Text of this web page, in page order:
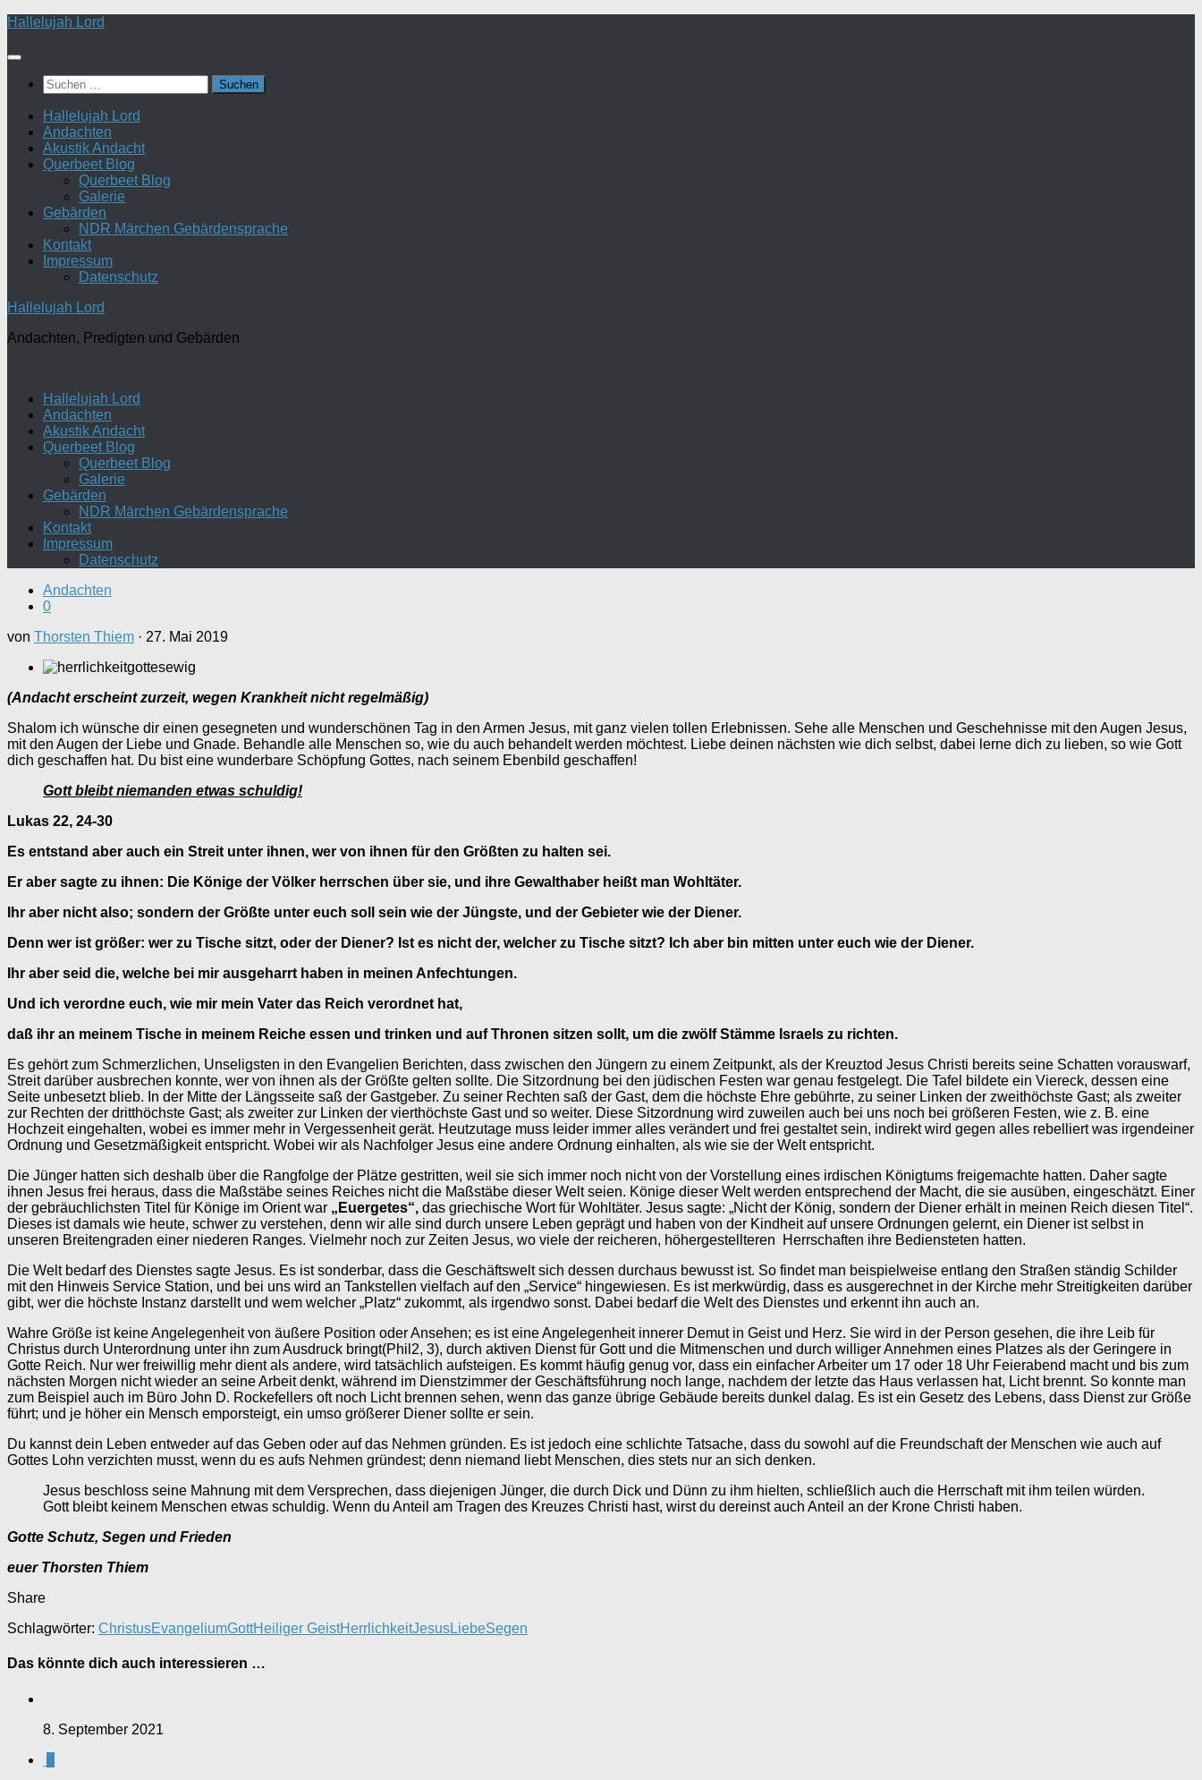
Zum
springen
Hallelujah Lord
Suchen
nach:
Hallelujah Lord
Andachten
Akustik Andacht
Querbeet Blog
Querbeet Blog
Galerie
Gebärden
NDR Märchen Gebärdensprache
Kontakt
Impressum
Datenschutz
Hallelujah Lord
Andachten, Predigten und Gebärden
Hallelujah Lord
Andachten
Akustik Andacht
Querbeet Blog
Querbeet Blog
Galerie
Gebärden
NDR Märchen Gebärdensprache
Kontakt
Impressum
Datenschutz
Andachten
0
von Thorsten Thiem · 27. Mai 2019
(Andacht erscheint zurzeit, wegen Krankheit nicht regelmäßig)
Shalom ich wünsche dir einen gesegneten und wunderschönen Tag in den Armen Jesus, mit ganz vielen tollen Erlebnissen. Sehe alle Menschen und Geschehnisse mit den Augen Jesus,
mit den Augen der Liebe und Gnade. Behandle alle Menschen so, wie du auch behandelt werden möchtest. Liebe deinen nächsten wie dich selbst, dabei lerne dich zu lieben, so wie Gott
dich geschaffen hat. Du bist eine wunderbare Schöpfung Gottes, nach seinem Ebenbild geschaffen!
Gott bleibt niemanden etwas schuldig!
Lukas 22, 24-30
Es entstand aber auch ein Streit unter ihnen, wer von ihnen für den Größten zu halten sei.
Er aber sagte zu ihnen: Die Könige der Völker herrschen über sie, und ihre Gewalthaber heißt man Wohltäter.
Ihr aber nicht also; sondern der Größte unter euch soll sein wie der Jüngste, und der Gebieter wie der Diener.
Denn wer ist größer: wer zu Tische sitzt, oder der Diener? Ist es nicht der, welcher zu Tische sitzt? Ich aber bin mitten unter euch wie der Diener.
Ihr aber seid die, welche bei mir ausgeharrt haben in meinen Anfechtungen.
Und ich verordne euch, wie mir mein Vater das Reich verordnet hat,
daß ihr an meinem Tische in meinem Reiche essen und trinken und auf Thronen sitzen sollt, um die zwölf Stämme Israels zu richten.
Es gehört zum Schmerzlichen, Unseligsten in den Evangelien Berichten, dass zwischen den Jüngern zu einem Zeitpunkt, als der Kreuztod Jesus Christi bereits seine Schatten vorauswarf,
Streit darüber ausbrechen konnte, wer von ihnen als der Größte gelten sollte. Die Sitzordnung bei den jüdischen Festen war genau festgelegt. Die Tafel bildete ein Viereck, dessen eine
Seite unbesetzt blieb. In der Mitte der Längsseite saß der Gastgeber. Zu seiner Rechten saß der Gast, dem die höchste Ehre gebührte, zu seiner Linken der zweithöchste Gast; als zweiter
zur Rechten der dritthöchste Gast; als zweiter zur Linken der vierthöchste Gast und so weiter. Diese Sitzordnung wird zuweilen auch bei uns noch bei größeren Festen, wie z. B. eine
Hochzeit eingehalten, wobei es immer mehr in Vergessenheit gerät. Heutzutage muss leider immer alles verändert und frei gestaltet sein, indirekt wird gegen alles rebelliert was irgendeiner
Ordnung und Gesetzmäßigkeit entspricht. Wobei wir als Nachfolger Jesus eine andere Ordnung einhalten, als wie sie der Welt entspricht.
Die Jünger hatten sich deshalb über die Rangfolge der Plätze gestritten, weil sie sich immer noch nicht von der Vorstellung eines irdischen Königtums freigemachte hatten. Daher sagte
ihnen Jesus frei heraus, dass die Maßstäbe seines Reiches nicht die Maßstäbe dieser Welt seien. Könige dieser Welt werden entsprechend der Macht, die sie ausüben, eingeschätzt. Einer
der gebräuchlichsten Titel für Könige im Orient war „Euergetes“, das griechische Wort für Wohltäter. Jesus sagte: „Nicht der König, sondern der Diener erhält in meinen Reich diesen Titel“.
Dieses ist damals wie heute, schwer zu verstehen, denn wir alle sind durch unsere Leben geprägt und haben von der Kindheit auf unsere Ordnungen gelernt, ein Diener ist selbst in
unseren Breitengraden einer niederen Ranges. Vielmehr noch zur Zeiten Jesus, wo viele der reicheren, höhergestellteren Herrschaften ihre Bediensteten hatten.
Die Welt bedarf des Dienstes sagte Jesus. Es ist sonderbar, dass die Geschäftswelt sich dessen durchaus bewusst ist. So findet man beispielweise entlang den Straßen ständig Schilder
mit den Hinweis Service Station, und bei uns wird an Tankstellen vielfach auf den „Service“ hingewiesen. Es ist merkwürdig, dass es ausgerechnet in der Kirche mehr Streitigkeiten darüber
gibt, wer die höchste Instanz darstellt und wem welcher „Platz“ zukommt, als irgendwo sonst. Dabei bedarf die Welt des Dienstes und erkennt ihn auch an.
Wahre Größe ist keine Angelegenheit von äußere Position oder Ansehen; es ist eine Angelegenheit innerer Demut in Geist und Herz. Sie wird in der Person gesehen, die ihre Leib für
Christus durch Unterordnung unter ihn zum Ausdruck bringt(Phil2, 3), durch aktiven Dienst für Gott und die Mitmenschen und durch williger Annehmen eines Platzes als der Geringere in
Gotte Reich. Nur wer freiwillig mehr dient als andere, wird tatsächlich aufsteigen. Es kommt häufig genug vor, dass ein einfacher Arbeiter um 17 oder 18 Uhr Feierabend macht und bis zum
nächsten Morgen nicht wieder an seine Arbeit denkt, während im Dienstzimmer der Geschäftsführung noch lange, nachdem der letzte das Haus verlassen hat, Licht brennt. So konnte man
zum Beispiel auch im Büro John D. Rockefellers oft noch Licht brennen sehen, wenn das ganze übrige Gebäude bereits dunkel dalag. Es ist ein Gesetz des Lebens, dass Dienst zur Größe
führt; und je höher ein Mensch emporsteigt, ein umso größerer Diener sollte er sein.
Du kannst dein Leben entweder auf das Geben oder auf das Nehmen gründen. Es ist jedoch eine schlichte Tatsache, dass du sowohl auf die Freundschaft der Menschen wie auch auf
Gottes Lohn verzichten musst, wenn du es aufs Nehmen gründest; denn niemand liebt Menschen, dies stets nur an sich denken.
Jesus beschloss seine Mahnung mit dem Versprechen, dass diejenigen Jünger, die durch Dick und Dünn zu ihm hielten, schließlich auch die Herrschaft mit ihm teilen würden.
Gott bleibt keinem Menschen etwas schuldig. Wenn du Anteil am Tragen des Kreuzes Christi hast, wirst du dereinst auch Anteil an der Krone Christi haben.
Gotte Schutz, Segen und Frieden
euer Thorsten Thiem
Share
Schlagwörter: ChristusEvangeliumGottHeiliger GeistHerrlichkeitJesusLiebeSegen
Das könnte dich auch interessieren …
8. September 2021